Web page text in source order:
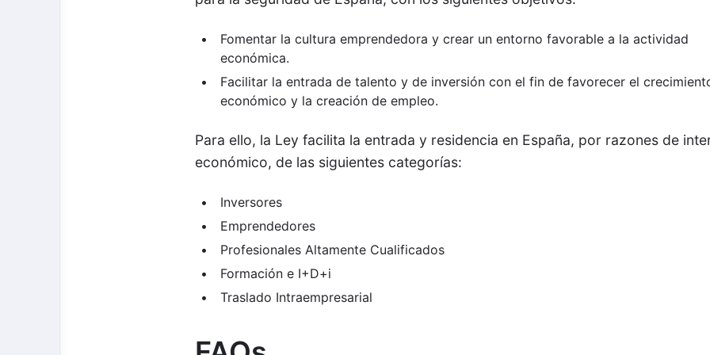
Fomentar la cultura emprendedora y crear un entorno favorable a la actividad
económica.
Facilitar la entrada de talento y de inversión con el fin de favorecer el
económico y la creación de empleo.
Para ello, la Ley facilita la entrada y residencia en España, por razones de
económico, de las siguientes categorías:
Inversores
Emprendedores
Profesionales Altamente Cualificados
Formación e I+D+i
Traslado Intraempresarial